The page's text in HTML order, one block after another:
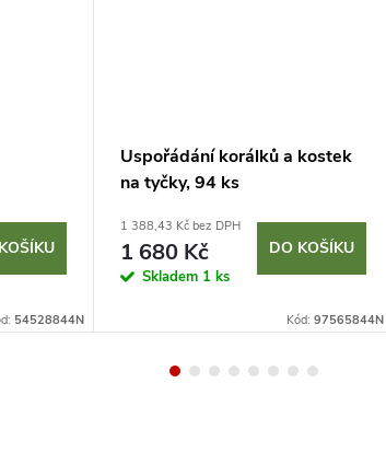
54528844N
Uspořádání korálků a kostek
na tyčky, 94 ks
1 388,43 Kč bez DPH
1 680 Kč
Skladem 1 ks
DO KOŠÍKU
Kód: 97565844N